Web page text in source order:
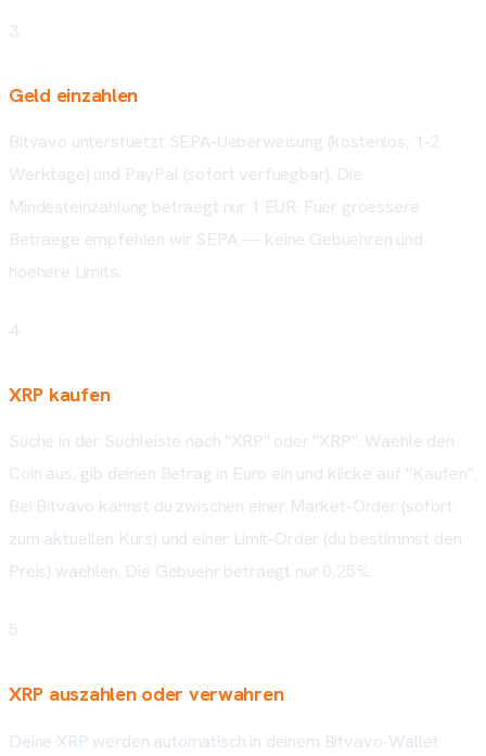
3
Geld einzahlen
Bitvavo unterstuetzt SEPA-Ueberweisung (kostenlos, 1-2
Werktage) und PayPal (sofort verfuegbar). Die
Mindesteinzahlung betraegt nur 1 EUR. Fuer groessere
Betraege empfehlen wir SEPA — keine Gebuehren und
hoehere Limits.
4
XRP kaufen
Suche in der Suchleiste nach "XRP" oder "XRP". Waehle den
Coin aus, gib deinen Betrag in Euro ein und klicke auf "Kaufen".
Bei Bitvavo kannst du zwischen einer Market-Order (sofort
zum aktuellen Kurs) und einer Limit-Order (du bestimmst den
Preis) waehlen. Die Gebuehr betraegt nur 0,25%.
5
XRP auszahlen oder verwahren
Deine XRP werden automatisch in deinem Bitvavo-Wallet